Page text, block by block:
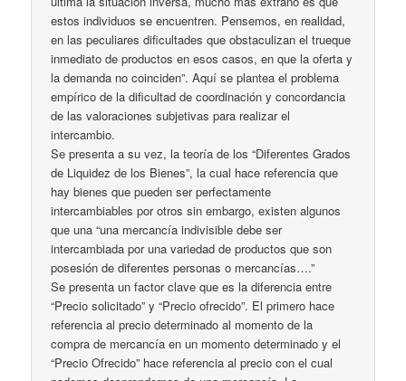
estos individuos se encuentren. Pensemos, en realidad,
en las peculiares dificultades que obstaculizan el trueque
inmediato de productos en esos casos, en que la oferta y
la demanda no coinciden”. Aquí se plantea el problema
empírico de la dificultad de coordinación y concordancia
de las valoraciones subjetivas para realizar el
intercambio.
Se presenta a su vez, la teoría de los “Diferentes Grados
de Liquidez de los Bienes”, la cual hace referencia que
hay bienes que pueden ser perfectamente
intercambiables por otros sin embargo, existen algunos
que una “una mercancía indivisible debe ser
intercambiada por una variedad de productos que son
posesión de diferentes personas o mercancías….”
Se presenta un factor clave que es la diferencia entre
“Precio solicitado” y “Precio ofrecido”. El primero hace
referencia al precio determinado al momento de la
compra de mercancía en un momento determinado y el
“Precio Ofrecido” hace referencia al precio con el cual